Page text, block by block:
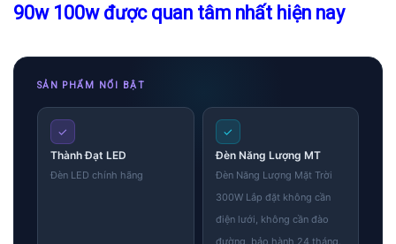
90w 100w được quan tâm nhất hiện nay
SẢN PHẨM NỔI BẬT
✓
Thành Đạt LED
Đèn LED chính hãng
✓
Đèn Năng Lượng MT
Đèn Năng Lượng Mặt Trời
300W Lắp đặt không cần
điện lưới, không cần đào